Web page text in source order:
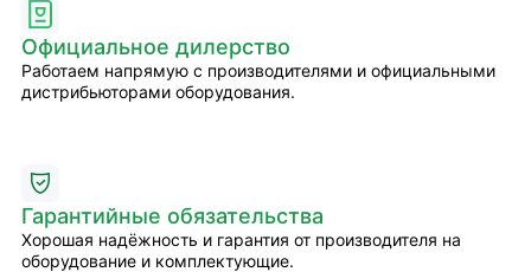
Официальное дилерство
Работаем напрямую с производителями и официальными
дистрибьюторами оборудования.
Гарантийные обязательства
Хорошая надёжность и гарантия от производителя на
оборудование и комплектующие.